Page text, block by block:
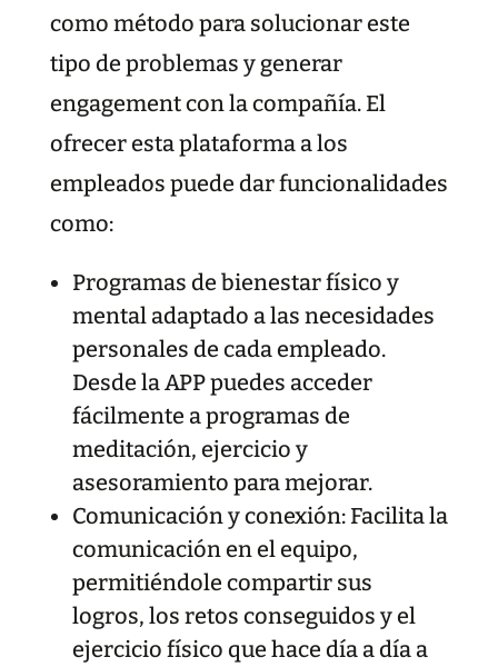
como método para solucionar este
tipo de problemas y generar
engagement con la compañía. El
ofrecer esta plataforma a los
empleados puede dar funcionalidades
como:
Programas de bienestar físico y
mental adaptado a las necesidades
personales de cada empleado.
Desde la APP puedes acceder
fácilmente a programas de
meditación, ejercicio y
asesoramiento para mejorar.
Comunicación y conexión: Facilita la
comunicación en el equipo,
permitiéndole compartir sus
logros, los retos conseguidos y el
ejercicio físico que hace día a día a